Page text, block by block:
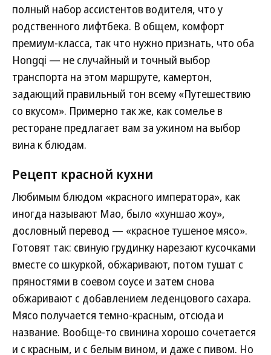
полный набор ассистентов водителя, что у
родственного лифтбека. В общем, комфорт
премиум-класса, так что нужно признать, что оба
Hongqi — не случайный и точный выбор
транспорта на этом маршруте, камертон,
задающий правильный тон всему «Путешествию
со вкусом». Примерно так же, как сомелье в
ресторане предлагает вам за ужином на выбор
вина к блюдам.
Рецепт красной кухни
Любимым блюдом «красного императора», как
иногда называют Мао, было «хуншао жоу»,
дословный перевод — «красное тушеное мясо».
Готовят так: свиную грудинку нарезают кусочками
вместе со шкуркой, обжаривают, потом тушат с
пряностями в соевом соусе и затем снова
обжаривают с добавлением леденцового сахара.
Мясо получается темно-красным, отсюда и
название. Вообще-то свинина хорошо сочетается
и с красным, и с белым вином, и даже с пивом. Но